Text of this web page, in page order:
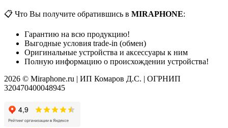
📋 Что Вы получите обратившись в MIRAPHONE:
Гарантию на всю продукцию!
Выгодные условия trade-in (обмен)
Оригинальные устройства и аксессуары к ним
Полную информацию о происхождении устройства!
2026 © Miraphone.ru | ИП Комаров Д.С. | ОГРНИП
320470400048945